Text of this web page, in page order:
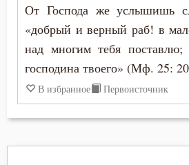
Дух Святой
Душа
Зависть
Никита Стифат
Никодим Святогорец
Нил Синайский
От Господа же услышишь
«добрый и верный раб! в
над многим тебя
господина твоего» (Мф. 25:
В избранное Первоисточник